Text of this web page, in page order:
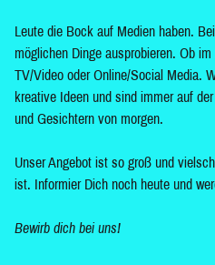
Leute die Bock auf Medien haben.
möglichen Dinge ausprobieren. Ob
TV/Video oder Online/Social Media.
kreative Ideen und sind immer auf
und Gesichtern von morgen.
Unser Angebot ist so groß und
ist. Informier Dich noch heute und
Bewirb dich bei uns!